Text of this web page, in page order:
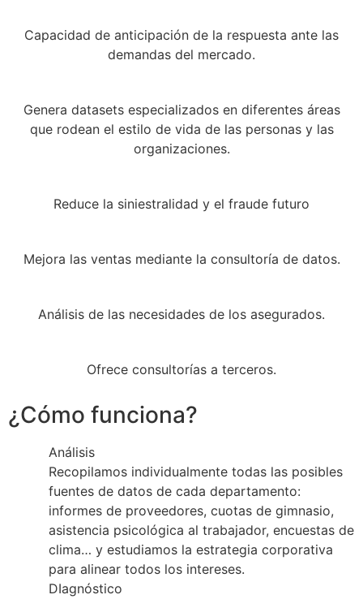
Capacidad de anticipación de la respuesta ante las
demandas del mercado.
Genera datasets especializados en diferentes áreas
que rodean el estilo de vida de las personas y las
organizaciones.
Reduce la siniestralidad y el fraude futuro
Mejora las ventas mediante la consultoría de datos.
Análisis de las necesidades de los asegurados.
Ofrece consultorías a terceros.
¿Cómo funciona?
Análisis
Recopilamos individualmente todas las posibles
fuentes de datos de cada departamento:
informes de proveedores, cuotas de gimnasio,
asistencia psicológica al trabajador, encuestas de
clima… y estudiamos la estrategia corporativa
para alinear todos los intereses.
DIagnóstico